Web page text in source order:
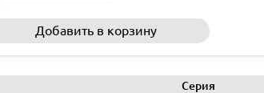
Добавить в корзину
Серия